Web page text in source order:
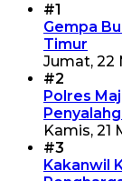
#1
Gempa
Timur
Jumat, 22
#2
Polres
Kamis, 21
#3
Kakanwil